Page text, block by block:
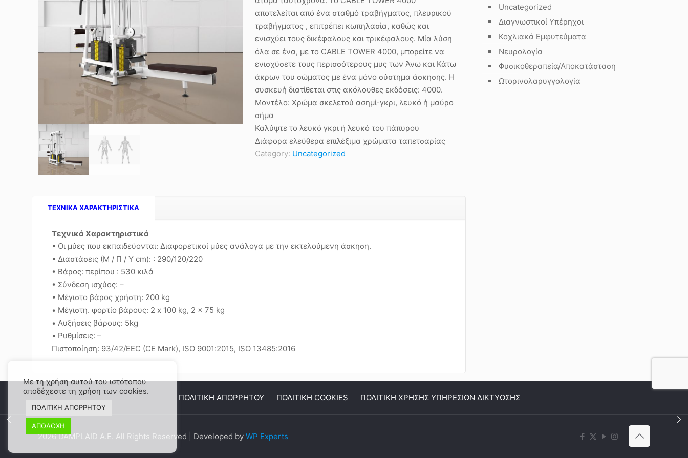
αποτελείται από ένα σταθμό τραβήγματος, πλευρικού
τραβήγματος , επιτρέπει κωπηλασία, καθώς και
ενισχύει τους δικέφαλους και τρικέφαλους. Μία λύση
όλα σε ένα, με το CABLE TOWER 4000, μπορείτε να
ενισχύσετε τους περισσότερους μυς των Άνω και Κάτω
άκρων του σώματος με ένα μόνο σύστημα άσκησης. Η
συσκευή διατίθεται στις ακόλουθες εκδόσεις: 4000.
Μοντέλο: Χρώμα σκελετού ασημί-γκρι, λευκό ή μαύρο
σήμα
Καλύψτε το λευκό γκρι ή λευκό του πάπυρου
Διάφορα ελεύθερα επιλέξιμα χρώματα ταπετσαρίας
Category: Uncategorized
TEXNIKA ΧΑΡΑΚΤΗΡΙΣΤΙΚΑ
Τεχνικά Χαρακτηριστικά
• Οι μύες που εκπαιδεύονται: Διαφορετικοί μύες ανάλογα με την εκτελούμενη άσκηση.
• Διαστάσεις (Μ / Π / Υ cm): : 290/120/220
• Βάρος: περίπου : 530 κιλά
• Σύνδεση ισχύος: –
• Μέγιστο βάρος χρήστη: 200 kg
• Μέγιστη. φορτίο βάρους: 2 x 100 kg, 2 x 75 kg
• Αυξήσεις βάρους: 5kg
• Ρυθμίσεις: –
Πιστοποίηση: 93/42/EEC (CE Mark), ISO 9001:2015, ISO 13485:2016
Uncategorized
Διαγνωστικοί Υπέρηχοι
Κοχλιακά Εμφυτεύματα
Νευρολογία
Φυσικοθεραπεία/Αποκατάσταση
Ωτορινολαρυγγολογία
ΠΟΛΙΤΙΚΗ ΑΠΟΡΡΗΤΟΥ ΠΟΛΙΤΙΚΗ COOKIES ΠΟΛΙΤΙΚΗ ΧΡΗΣΗΣ ΥΠΗΡΕΣΙΩΝ ΔΙΚΤΥΩΣΗΣ
2026 DAMPLAID Α.Ε. All Rights Reserved | Developed by WP Experts
Με τη χρήση αυτού του ιστότοπου
αποδέχεστε τη χρήση των cookies.
ΠΟΛΙΤΙΚΗ ΑΠΟΡΡΗΤΟΥ
ΑΠΟΔΟΧΗ